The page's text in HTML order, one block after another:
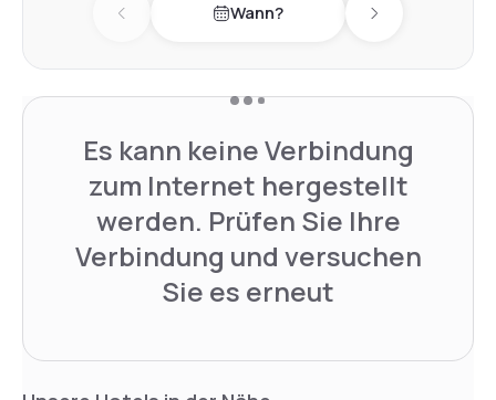
Previous day Wann? Next day
Es kann keine Verbindung
zum Internet hergestellt
werden. Prüfen Sie Ihre
Verbindung und versuchen
Sie es erneut